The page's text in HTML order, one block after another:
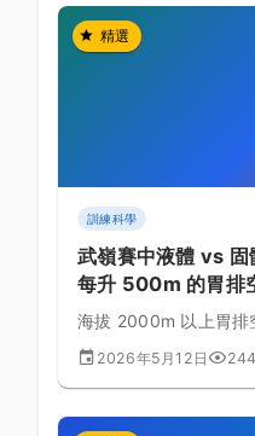
精選
訓練科學
武嶺賽中液體 vs 固
每升 500m 的胃排
海拔 2000m 以上胃排
易引起腹脹。掌握液體
段噁心與停車嘔吐的慘
2026年5月12日 244